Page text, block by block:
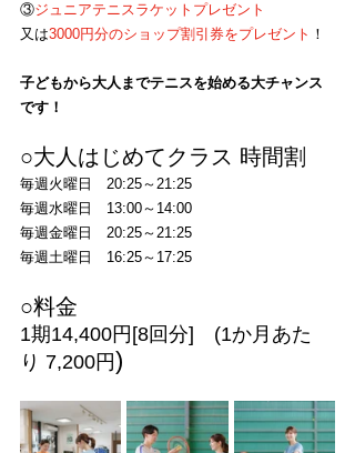
③ジュニアテニスラケットプレゼント
又は3000円分のショップ割引券をプレゼント ！
子どもから大人までテニスを始める大チャンス
です！
○大人はじめてクラス 時間割
毎週火曜日　20:25～21:25
毎週水曜日　13:00～14:00
毎週金曜日　20:25～21:25
毎週土曜日　16:25～17:25
○料金
1期14,400円[8回分]　(1か月あた
り 7,200円)